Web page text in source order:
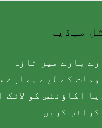
میڈیا
بارے میں تازہ
کے لیے ہمارے
اکاؤنٹس کو لائک
کریں